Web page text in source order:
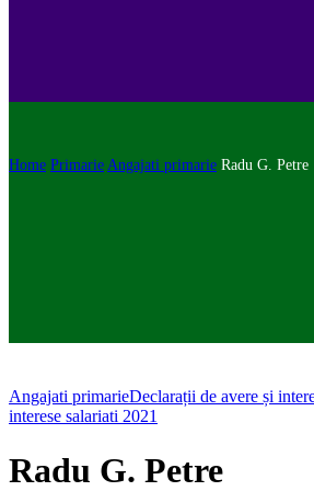
Home Primarie Angajati primarie Radu G. Petre
Angajati primarieDeclarații de avere și
interese salariati 2021
Radu G. Petre